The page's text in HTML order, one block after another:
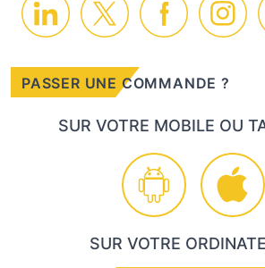
PASSER UNE COMMANDE ?
SUR VOTRE MOBILE OU
SUR VOTRE